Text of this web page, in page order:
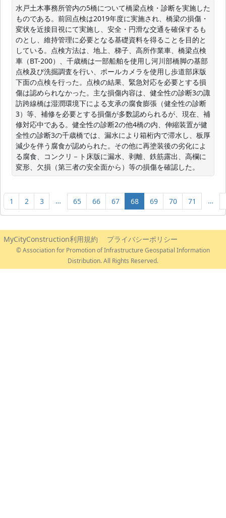
水戸土木事務所管内の5橋について橋梁点検・診断を実施した
ものである。前回点検は2019年度に実施され、橋梁の損傷・
変状を近接目視にて実施し、安全・円滑な交通を確保するも
のとし、維持管理に必要となる基礎資料を得ることを目的と
している。点検方法は、地上、梯子、高所作業車、橋梁点検
車（BT-200）、千歳橋は一部船舶を使用し河川部橋脚の基部
点検及び洗掘調査を行い、ポールカメラを使用し歩道部床版
下面の点検を行った。点検の結果、緊急対応を必要とする損
傷は認められなかった。主な損傷内容は、健全性の診断3の諏
訪跨線橋は湿潤環境下による支承の腐食膨張（健全性の診断
3）等、補修を必要とする損傷が多数認められるが、現在、補
修対応中である。健全性の診断2の他4橋の内、伸縮装置が健
全性の診断3の千歳橋では、漏水により箱桁内で滞水し、板厚
減少を伴う腐食が認められた。その他に再塗装後の劣化によ
る腐食、コンクリ－ト床版に漏水、剥離、鉄筋露出、高欄に
変形、欠損（第三者の安全面から）等の損傷を確認した。
1 2 3 … 65 66 67 68 69 70 71 …
MyCityConstruction利用規約 プライバシーポリシー
© Association for Promotion of Infrastructure Geospatial Information
Distribution. All Rights Reserved.